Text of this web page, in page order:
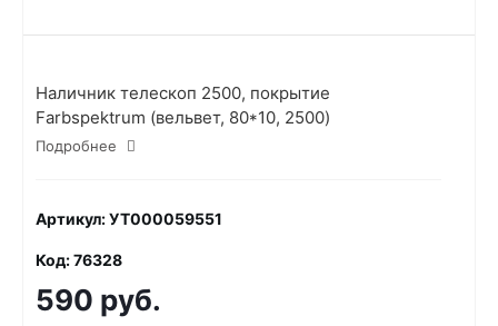
Наличник телескоп 2500, покрытие
Farbspektrum (вельвет, 80*10, 2500)
Подробнее
Артикул: УТ000059551
Код: 76328
590 руб.